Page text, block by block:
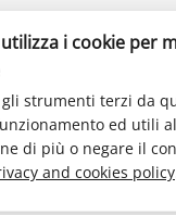
e biancheria è un
per la scelta di
al meglio il
i cookie per
strumenti terzi da
ed utili
di più o negare il
and cookies policy